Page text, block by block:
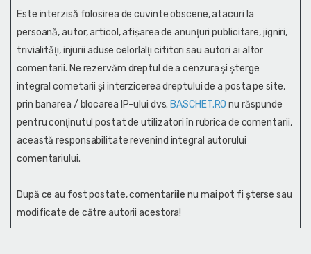
Este interzisă folosirea de cuvinte obscene, atacuri la
persoană, autor, articol, afişarea de anunţuri publicitare, jigniri,
trivialităţi, injurii aduse celorlalţi cititori sau autori ai altor
comentarii. Ne rezervăm dreptul de a cenzura și şterge
integral cometarii și interzicerea dreptului de a posta pe site,
prin banarea / blocarea IP-ului dvs. BASCHET.RO nu răspunde
pentru conţinutul postat de utilizatori în rubrica de comentarii,
această responsabilitate revenind integral autorului
comentariului.
După ce au fost postate, comentariile nu mai pot fi șterse sau
modificate de către autorii acestora!